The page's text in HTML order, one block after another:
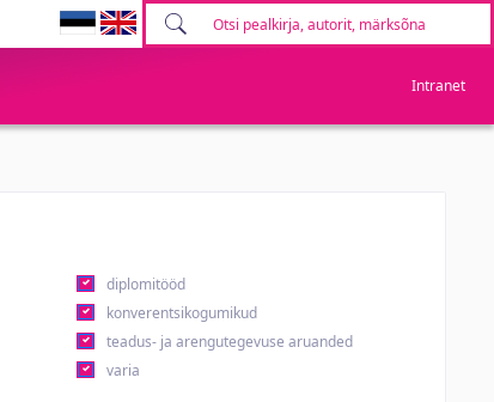
Intranet
diplomitööd
konverentsikogumikud
teadus- ja arengutegevuse aruanded
varia